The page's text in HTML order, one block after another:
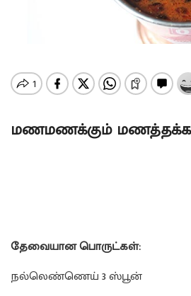
மணமணக்கும்
தேவையான பொருட்கள்:
நல்லெண்ணெய் 3 ஸ்பூன்